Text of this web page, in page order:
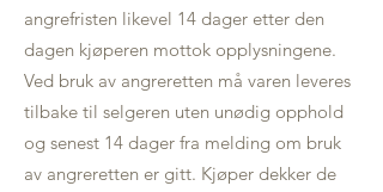
angrefristen likevel 14 dager etter den
dagen kjøperen mottok opplysningene.
Ved bruk av angreretten må varen leveres
tilbake til selgeren uten unødig opphold
og senest 14 dager fra melding om bruk
av angreretten er gitt. Kjøper dekker de